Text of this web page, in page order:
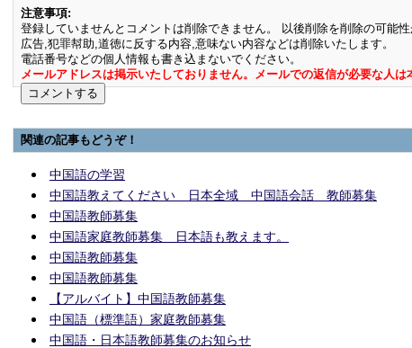
注意事項:
登録していませんとコメントは削除できません。 以後削除を削除の可能
広告,犯罪幇助,道徳に反する内容,意味ない内容などは削除いたします。
電話番号などの個人情報も書き込まないでください。
メールアドレスは掲示いたしておりません。メールでの返信が必要な人は
関連の記事もどうぞ！
中国語の学習
中国語教えてください 日本全域 中国語会話 教師募集
中国語教師募集
中国語家庭教師募集 日本語も教えます。
中国語教師募集
中国語教師募集
【アルバイト】中国語教師募集
中国語（標準語）家庭教師募集
中国語・日本語教師募集のお知らせ